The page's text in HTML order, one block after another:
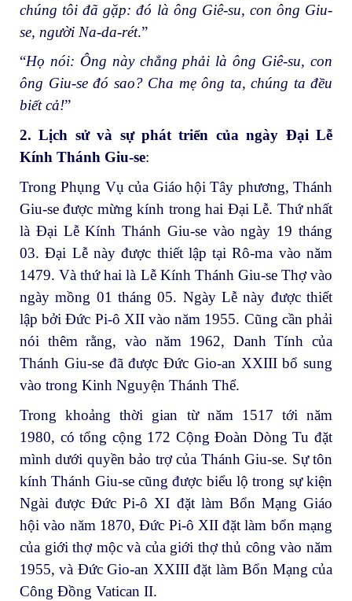
chúng tôi đã gặp: đó là ông Giê-su, con ông Giu-
se, người Na-da-rét.”
“Họ nói: Ông này chẳng phải là ông Giê-su, con
ông Giu-se đó sao? Cha mẹ ông ta, chúng ta đều
biết cả!”
2. Lịch sử và sự phát triển của ngày Đại Lễ
Kính Thánh Giu-se:
Trong Phụng Vụ của Giáo hội Tây phương, Thánh
Giu-se được mừng kính trong hai Đại Lễ. Thứ nhất
là Đại Lễ Kính Thánh Giu-se vào ngày 19 tháng
03. Đại Lễ này được thiết lập tại Rô-ma vào năm
1479. Và thứ hai là Lễ Kính Thánh Giu-se Thợ vào
ngày mồng 01 tháng 05. Ngày Lễ này được thiết
lập bởi Đức Pi-ô XII vào năm 1955. Cũng cần phải
nói thêm rằng, vào năm 1962, Danh Tính của
Thánh Giu-se đã được Đức Gio-an XXIII bổ sung
vào trong Kinh Nguyện Thánh Thể.
Trong khoảng thời gian từ năm 1517 tới năm
1980, có tổng cộng 172 Cộng Đoàn Dòng Tu đặt
mình dưới quyền bảo trợ của Thánh Giu-se. Sự tôn
kính Thánh Giu-se cũng được biểu lộ trong sự kiện
Ngài được Đức Pi-ô XI đặt làm Bổn Mạng Giáo
hội vào năm 1870, Đức Pi-ô XII đặt làm bổn mạng
của giới thợ mộc và của giới thợ thủ công vào năm
1955, và Đức Gio-an XXIII đặt làm Bổn Mạng của
Công Đồng Vatican II.